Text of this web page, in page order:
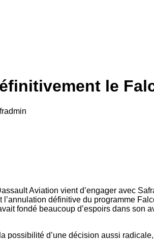
le
Aviation vient d’engager avec
définitive du programme
fondé beaucoup d’espoirs dans
possibilité d’une décision aussi